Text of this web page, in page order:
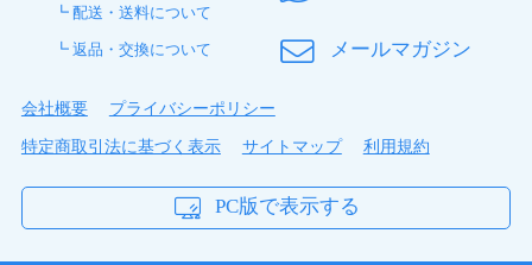
┗ 配送・送料について
┗ 返品・交換について メールマガジン
会社概要
プライバシーポリシー
特定商取引法に基づく表示
サイトマップ 利用規約
PC版で表示する